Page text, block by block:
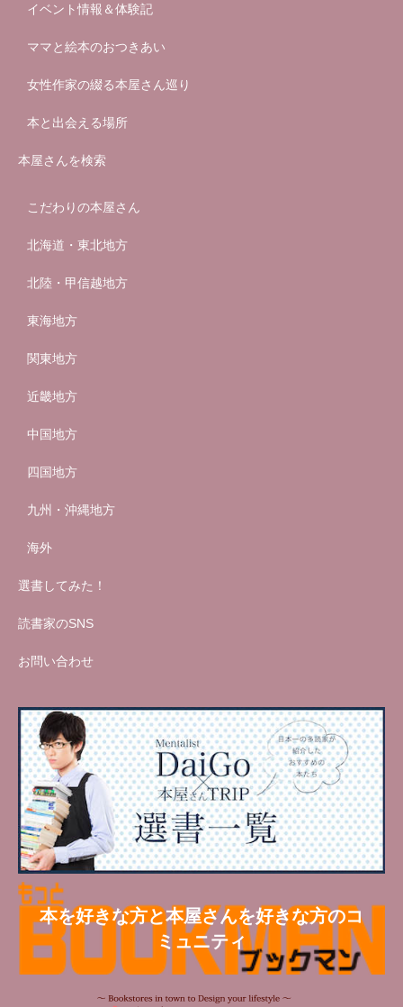
イベント情報＆体験記
ママと絵本のおつきあい
女性作家の綴る本屋さん巡り
本と出会える場所
本屋さんを検索
こだわりの本屋さん
北海道・東北地方
北陸・甲信越地方
東海地方
関東地方
近畿地方
中国地方
四国地方
九州・沖縄地方
海外
選書してみた！
読書家のSNS
お問い合わせ
本を好きな方と本屋さんを好きな方のコ
ミュニティ